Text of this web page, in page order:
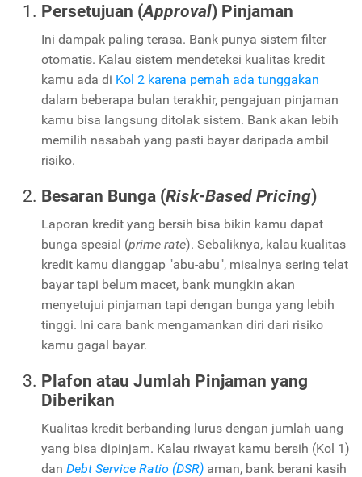
Persetujuan (Approval) Pinjaman
Ini dampak paling terasa. Bank punya sistem filter
otomatis. Kalau sistem mendeteksi kualitas kredit
kamu ada di Kol 2 karena pernah ada tunggakan
dalam beberapa bulan terakhir, pengajuan pinjaman
kamu bisa langsung ditolak sistem. Bank akan lebih
memilih nasabah yang pasti bayar daripada ambil
risiko.
Besaran Bunga (Risk-Based Pricing)
Laporan kredit yang bersih bisa bikin kamu dapat
bunga spesial (prime rate). Sebaliknya, kalau kualitas
kredit kamu dianggap "abu-abu", misalnya sering telat
bayar tapi belum macet, bank mungkin akan
menyetujui pinjaman tapi dengan bunga yang lebih
tinggi. Ini cara bank mengamankan diri dari risiko
kamu gagal bayar.
Plafon atau Jumlah Pinjaman yang
Diberikan
Kualitas kredit berbanding lurus dengan jumlah uang
yang bisa dipinjam. Kalau riwayat kamu bersih (Kol 1)
dan Debt Service Ratio (DSR) aman, bank berani kasih